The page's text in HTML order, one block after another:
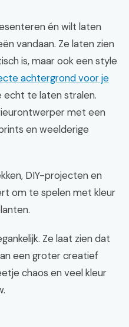
én wilt laten
vandaan. Ze laten zien
is, maar ook een style
achtergrond voor je
echt te laten stralen.
met een
en weelderige
DIY-projecten en
om te spelen met kleur
Ze laat zien dat
een groter creatief
chaos en veel kleur